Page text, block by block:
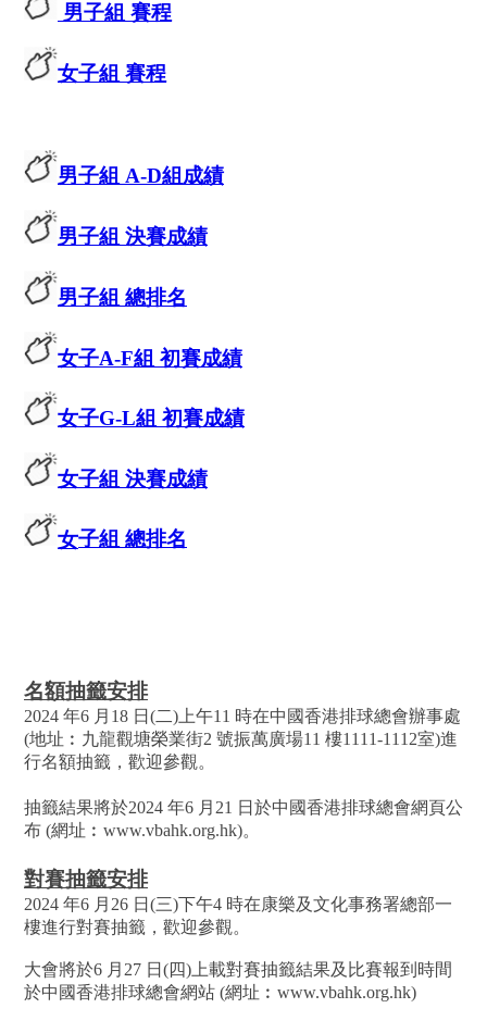
男子組 賽程
女子組 賽程
男子組 A-D組成績
男子組 決賽成績
男子組 總排名
女子A-F組 初賽成績
女子G-L組 初賽成績
女子組 決賽成績
女子組 總排名
名額抽籤安排
2024 年6 月18 日(二)上午11 時在中國香港排球總會辦事處
(地址︰九龍觀塘榮業街2 號振萬廣場11 樓1111-1112室)進
行名額抽籤，歡迎參觀。
抽籤結果將於2024 年6 月21 日於中國香港排球總會網頁公
布 (網址︰www.vbahk.org.hk)。
對賽抽籤安排
2024 年6 月26 日(三)下午4 時在康樂及文化事務署總部一
樓進行對賽抽籤，歡迎參觀。
大會將於6 月27 日(四)上載對賽抽籤結果及比賽報到時間
於中國香港排球總會網站 (網址︰www.vbahk.org.hk)